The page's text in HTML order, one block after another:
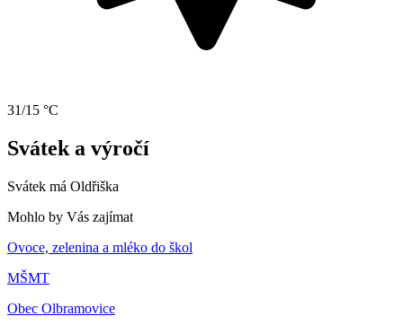
31/15 °C
Svátek a výročí
Svátek má Oldřiška
Mohlo by Vás zajímat
Ovoce, zelenina a mléko do škol
MŠMT
Obec Olbramovice